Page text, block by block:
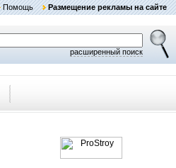
Помощь Размещение рекламы на сайте
расширенный поиск